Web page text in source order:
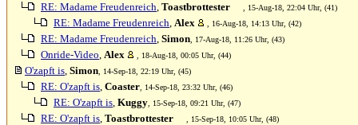
RE: Madame Freudenreich, Toastbrottester , 15-Aug-18, 22:04 Uhr, (41)
RE: Madame Freudenreich, Alex , 16-Aug-18, 14:13 Uhr, (42)
RE: Madame Freudenreich, Simon , 17-Aug-18, 11:26 Uhr, (43)
Onride-Video, Alex , 18-Aug-18, 00:05 Uhr, (44)
O'zapft is, Simon , 14-Sep-18, 22:19 Uhr, (45)
RE: O'zapft is, Coaster , 14-Sep-18, 23:32 Uhr, (46)
RE: O'zapft is, Kuggy , 15-Sep-18, 09:21 Uhr, (47)
RE: O'zapft is, Toastbrottester , 15-Sep-18, 10:05 Uhr, (48)